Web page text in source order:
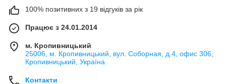
100% позитивних з 19 відгуків за рік
Працює з 24.01.2014
м. Кропивницький
25006, м. Кропивницький, вул. Соборная, д.4, офис 306,
Кропивницький, Україна
Контакти